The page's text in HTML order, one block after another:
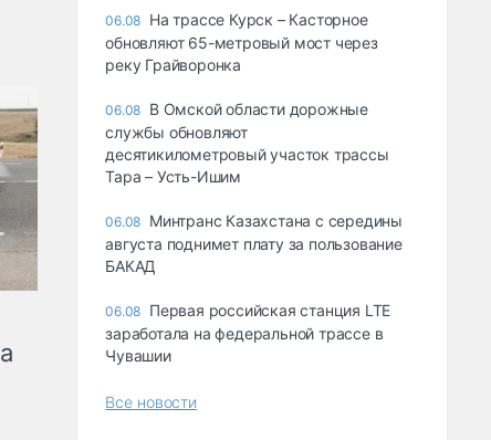
06.08 На трассе Курск – Касторное
обновляют 65-метровый мост через
реку Грайворонка
06.08 В Омской области дорожные
службы обновляют
десятикилометровый участок трассы
Тара – Усть-Ишим
06.08 Минтранс Казахстана с середины
августа поднимет плату за пользование
БАКАД
06.08 Первая российская станция LTE
заработала на федеральной трассе в
Чувашии
Все новости